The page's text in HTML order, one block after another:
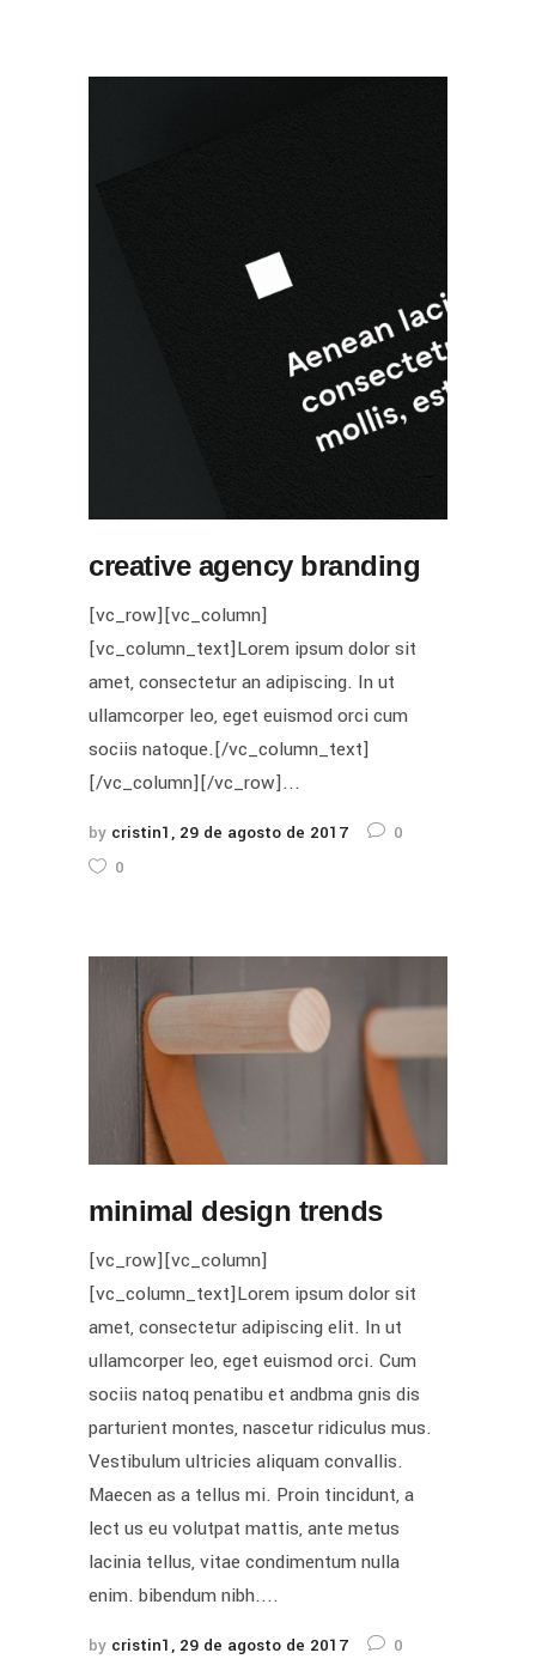
creative agency branding
[vc_row][vc_column]
[vc_column_text]Lorem ipsum dolor sit
amet, consectetur an adipiscing. In ut
ullamcorper leo, eget euismod orci cum
sociis natoque.[/vc_column_text]
[/vc_column][/vc_row]...
by cristin1 29 de agosto de 2017
0
0
minimal design trends
[vc_row][vc_column]
[vc_column_text]Lorem ipsum dolor sit
amet, consectetur adipiscing elit. In ut
ullamcorper leo, eget euismod orci. Cum
sociis natoq penatibu et andbma gnis dis
parturient montes, nascetur ridiculus mus.
Vestibulum ultricies aliquam convallis.
Maecen as a tellus mi. Proin tincidunt, a
lect us eu volutpat mattis, ante metus
lacinia tellus, vitae condimentum nulla
enim. bibendum nibh....
by cristin1 29 de agosto de 2017 0